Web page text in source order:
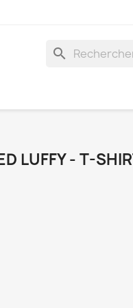
search
LUFFY - T-